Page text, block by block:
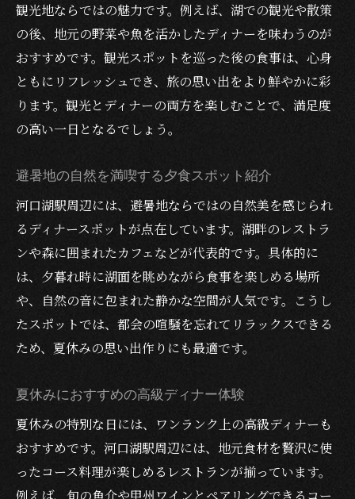
観光地ならではの魅力です。例えば、湖での観光や散策
の後、地元の野菜や魚を活かしたディナーを味わうのが
おすすめです。観光スポットを巡った後の食事は、心身
ともにリフレッシュでき、旅の思い出をより鮮やかに彩
ります。観光とディナーの両方を楽しむことで、満足度
の高い一日となるでしょう。
避暑地の自然を満喫する夕食スポット紹介
河口湖駅周辺には、避暑地ならではの自然美を感じられ
るディナースポットが点在しています。湖畔のレストラ
ンや森に囲まれたカフェなどが代表的です。具体的に
は、夕暮れ時に湖面を眺めながら食事を楽しめる場所
や、自然の音に包まれた静かな空間が人気です。こうし
たスポットでは、都会の喧騒を忘れてリラックスできる
ため、夏休みの思い出作りにも最適です。
夏休みにおすすめの高級ディナー体験
夏休みの特別な日には、ワンランク上の高級ディナーも
おすすめです。河口湖駅周辺には、地元食材を贅沢に使
ったコース料理が楽しめるレストランが揃っています。